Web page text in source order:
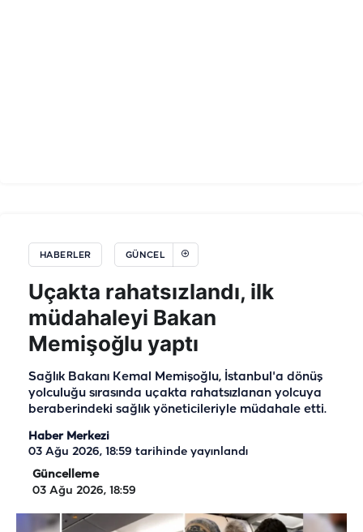
HABERLER GÜNCEL
Uçakta rahatsızlandı, ilk
müdahaleyi Bakan
Memişoğlu yaptı
Sağlık Bakanı Kemal Memişoğlu, İstanbul'a dönüş
yolculuğu sırasında uçakta rahatsızlanan yolcuya
beraberindeki sağlık yöneticileriyle müdahale etti.
Haber Merkezi
03 Ağu 2026, 18:59 tarihinde yayınlandı
Güncelleme
03 Ağu 2026, 18:59